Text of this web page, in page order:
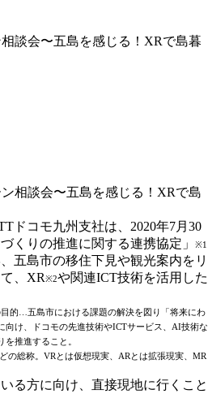
談会〜五島を感じる！XRで島暮
ドコモ九州支社は、2020年7月30
くりの推進に関する連携協定」
※1
五島市の移住下見や観光案内をリ
、XR※2や関連ICT技術を活用した
的…五島市における課題の解決を図り「将来にわ
向け、ドコモの先進技術やICTサービス、AI技術な
を推進すること。
の総称。VRとは仮想現実、ARとは拡張現実、MR
る方に向け、直接現地に行くこと